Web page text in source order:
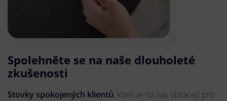
Spolehněte se na naše dlouholeté
zkušenosti
Stovky spokojených klientů, kteří se na nás obracejí pro